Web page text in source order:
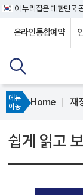
이 누리집은 대한민국
온라인통합예약
메뉴
이동
Home 재
쉽게 읽고